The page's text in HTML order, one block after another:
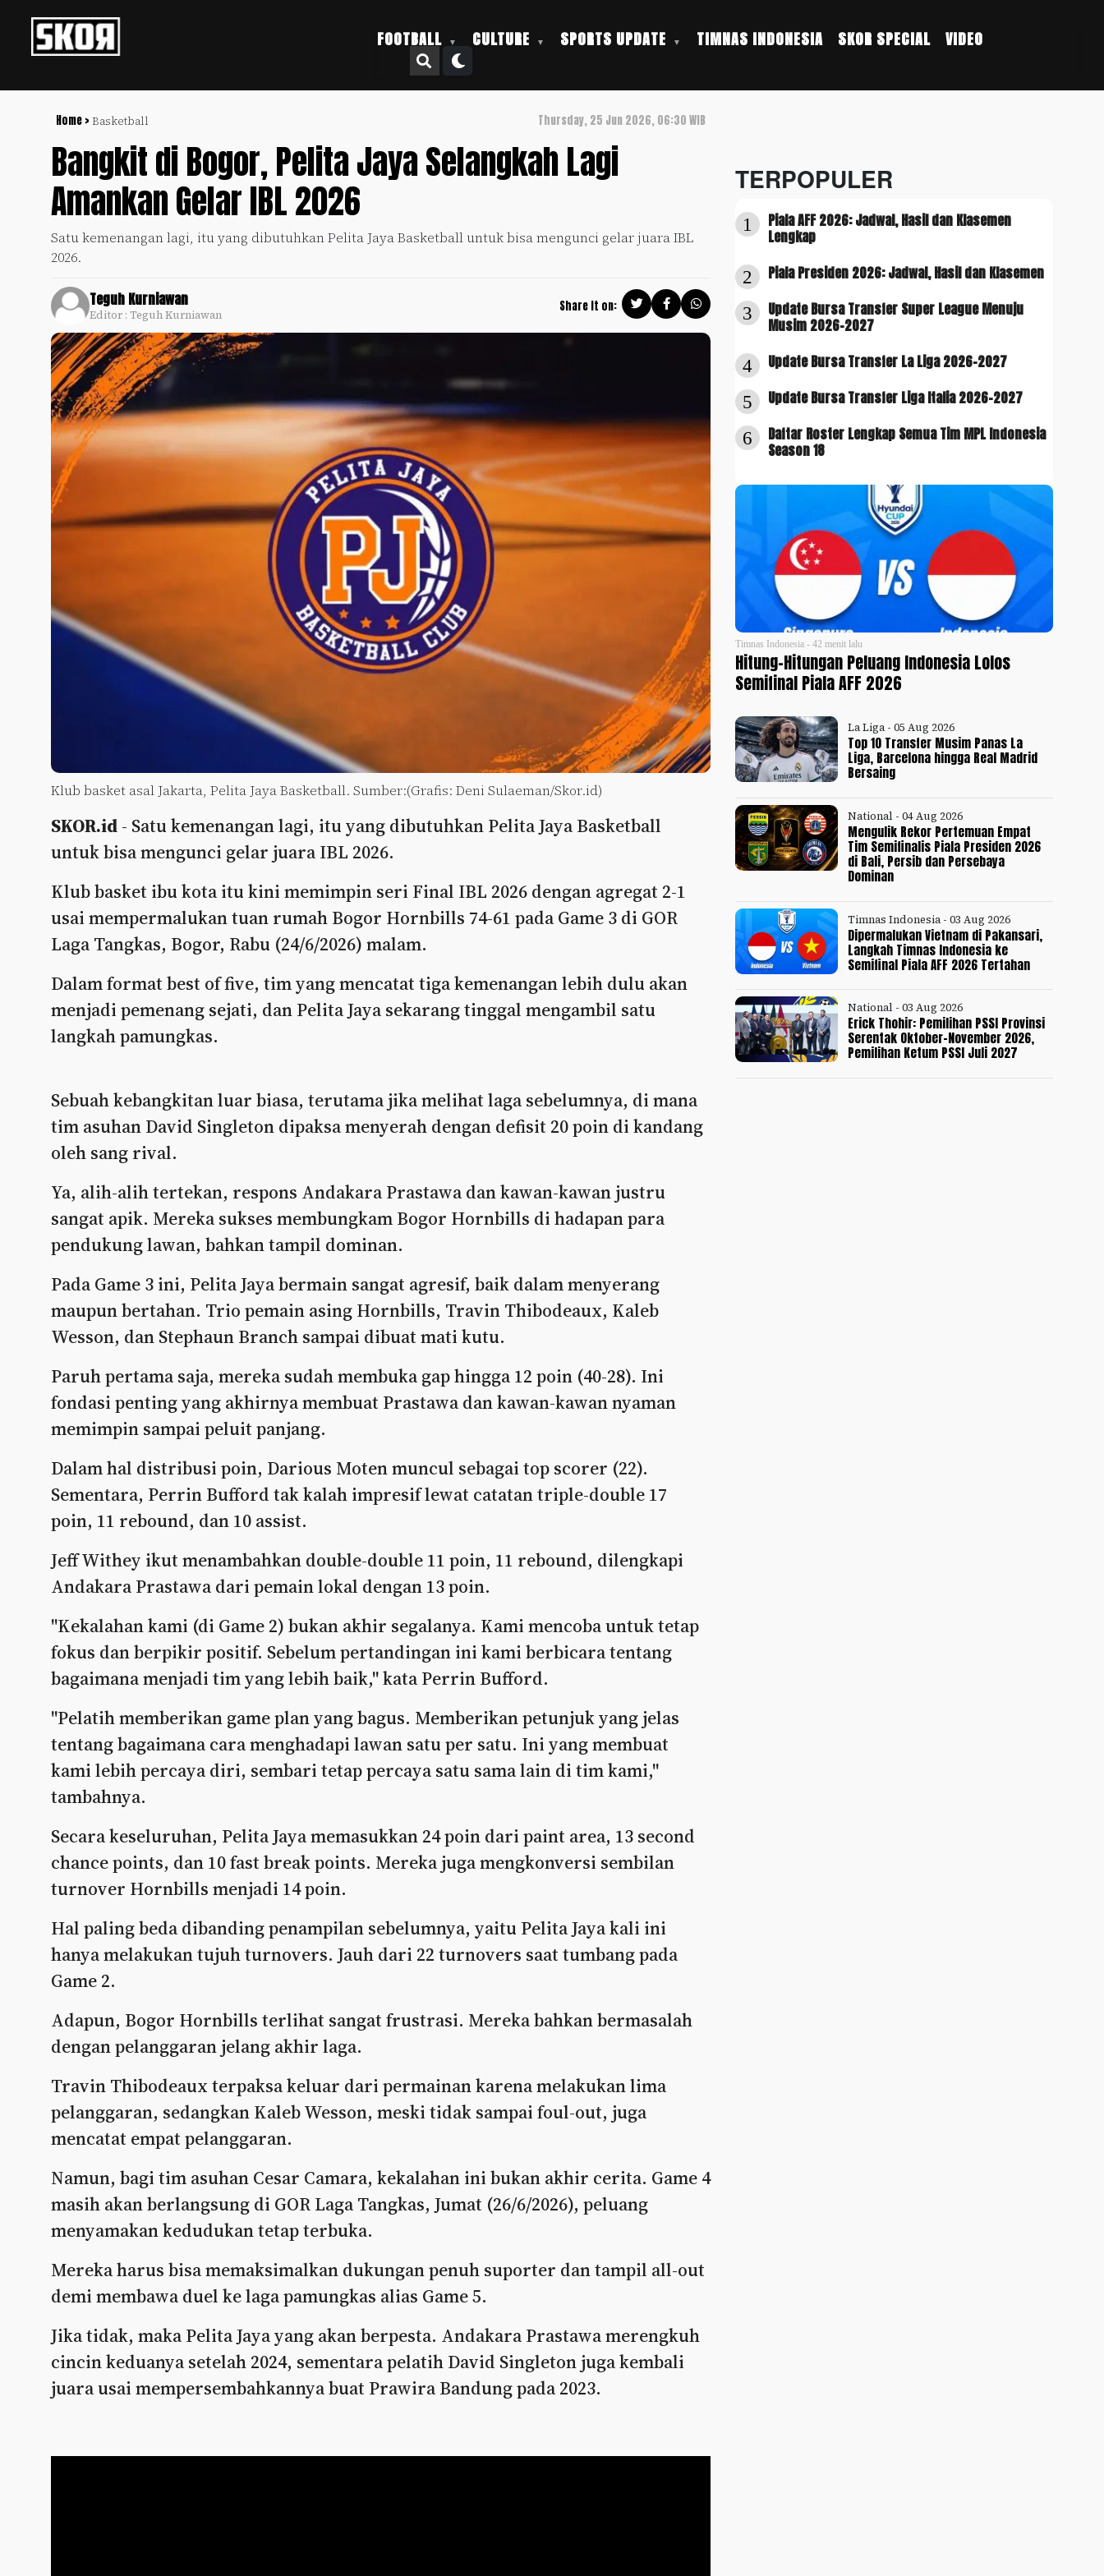
FOOTBALL CULTURE SPORTS UPDATE TIMNAS INDONESIA SKOR SPECIAL VIDEO
Home > Basketball Thursday, 25 Jun 2026, 06:30 WIB
Bangkit di Bogor, Pelita Jaya Selangkah Lagi
Amankan Gelar IBL 2026
Satu kemenangan lagi, itu yang dibutuhkan Pelita Jaya Basketball untuk bisa mengunci gelar juara IBL
2026.
Teguh Kurniawan
Editor : Teguh Kurniawan
Share it on:
Klub basket asal Jakarta, Pelita Jaya Basketball. Sumber:(Grafis: Deni Sulaeman/Skor.id)
SKOR.id - Satu kemenangan lagi, itu yang dibutuhkan Pelita Jaya Basketball
untuk bisa mengunci gelar juara IBL 2026.
Klub basket ibu kota itu kini memimpin seri Final IBL 2026 dengan agregat 2-1
usai mempermalukan tuan rumah Bogor Hornbills 74-61 pada Game 3 di GOR
Laga Tangkas, Bogor, Rabu (24/6/2026) malam.
Dalam format best of five, tim yang mencatat tiga kemenangan lebih dulu akan
menjadi pemenang sejati, dan Pelita Jaya sekarang tinggal mengambil satu
langkah pamungkas.
Sebuah kebangkitan luar biasa, terutama jika melihat laga sebelumnya, di mana
tim asuhan David Singleton dipaksa menyerah dengan defisit 20 poin di kandang
oleh sang rival.
Ya, alih-alih tertekan, respons Andakara Prastawa dan kawan-kawan justru
sangat apik. Mereka sukses membungkam Bogor Hornbills di hadapan para
pendukung lawan, bahkan tampil dominan.
Pada Game 3 ini, Pelita Jaya bermain sangat agresif, baik dalam menyerang
maupun bertahan. Trio pemain asing Hornbills, Travin Thibodeaux, Kaleb
Wesson, dan Stephaun Branch sampai dibuat mati kutu.
Paruh pertama saja, mereka sudah membuka gap hingga 12 poin (40-28). Ini
fondasi penting yang akhirnya membuat Prastawa dan kawan-kawan nyaman
memimpin sampai peluit panjang.
Dalam hal distribusi poin, Darious Moten muncul sebagai top scorer (22).
Sementara, Perrin Bufford tak kalah impresif lewat catatan triple-double 17
poin, 11 rebound, dan 10 assist.
Jeff Withey ikut menambahkan double-double 11 poin, 11 rebound, dilengkapi
Andakara Prastawa dari pemain lokal dengan 13 poin.
"Kekalahan kami (di Game 2) bukan akhir segalanya. Kami mencoba untuk tetap
fokus dan berpikir positif. Sebelum pertandingan ini kami berbicara tentang
bagaimana menjadi tim yang lebih baik," kata Perrin Bufford.
"Pelatih memberikan game plan yang bagus. Memberikan petunjuk yang jelas
tentang bagaimana cara menghadapi lawan satu per satu. Ini yang membuat
kami lebih percaya diri, sembari tetap percaya satu sama lain di tim kami,"
tambahnya.
Secara keseluruhan, Pelita Jaya memasukkan 24 poin dari paint area, 13 second
chance points, dan 10 fast break points. Mereka juga mengkonversi sembilan
turnover Hornbills menjadi 14 poin.
Hal paling beda dibanding penampilan sebelumnya, yaitu Pelita Jaya kali ini
hanya melakukan tujuh turnovers. Jauh dari 22 turnovers saat tumbang pada
Game 2.
Adapun, Bogor Hornbills terlihat sangat frustrasi. Mereka bahkan bermasalah
dengan pelanggaran jelang akhir laga.
Travin Thibodeaux terpaksa keluar dari permainan karena melakukan lima
pelanggaran, sedangkan Kaleb Wesson, meski tidak sampai foul-out, juga
mencatat empat pelanggaran.
Namun, bagi tim asuhan Cesar Camara, kekalahan ini bukan akhir cerita. Game 4
masih akan berlangsung di GOR Laga Tangkas, Jumat (26/6/2026), peluang
menyamakan kedudukan tetap terbuka.
Mereka harus bisa memaksimalkan dukungan penuh suporter dan tampil all-out
demi membawa duel ke laga pamungkas alias Game 5.
Jika tidak, maka Pelita Jaya yang akan berpesta. Andakara Prastawa merengkuh
cincin keduanya setelah 2024, sementara pelatih David Singleton juga kembali
juara usai mempersembahkannya buat Prawira Bandung pada 2023.
TERPOPULER
1
Piala AFF 2026: Jadwal, Hasil dan Klasemen
Lengkap
2 Piala Presiden 2026: Jadwal, Hasil dan Klasemen
3
Update Bursa Transfer Super League Menuju
Musim 2026-2027
4 Update Bursa Transfer La Liga 2026-2027
5 Update Bursa Transfer Liga Italia 2026-2027
6
Daftar Roster Lengkap Semua Tim MPL Indonesia
Season 18
Timnas Indonesia - 42 menit lalu
Hitung-Hitungan Peluang Indonesia Lolos
Semifinal Piala AFF 2026
La Liga - 05 Aug 2026
Top 10 Transfer Musim Panas La
Liga, Barcelona hingga Real Madrid
Bersaing
National - 04 Aug 2026
Mengulik Rekor Pertemuan Empat
Tim Semifinalis Piala Presiden 2026
di Bali, Persib dan Persebaya
Dominan
Timnas Indonesia - 03 Aug 2026
Dipermalukan Vietnam di Pakansari,
Langkah Timnas Indonesia ke
Semifinal Piala AFF 2026 Tertahan
National - 03 Aug 2026
Erick Thohir: Pemilihan PSSI Provinsi
Serentak Oktober-November 2026,
Pemilihan Ketum PSSI Juli 2027
Football +
Culture +
Sports
Update
+
Timnas
SKOR
Video
Policy
Pedoman
Pemberitaan
Media
Siber
Disclaimer
Kami